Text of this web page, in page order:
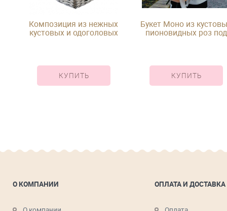
Композиция из нежных
кустовых и одоголовых
КУПИТЬ
Букет Моно из
пионовидных роз под
КУПИТЬ
О КОМПАНИИ ОПЛАТА И ДОСТАВКА